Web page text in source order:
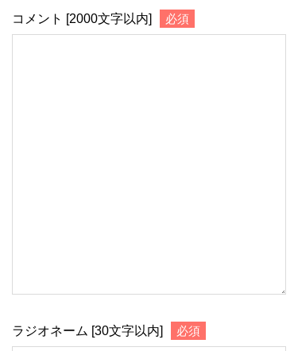
コメント [2000文字以内] 必須
ラジオネーム [30文字以内] 必須